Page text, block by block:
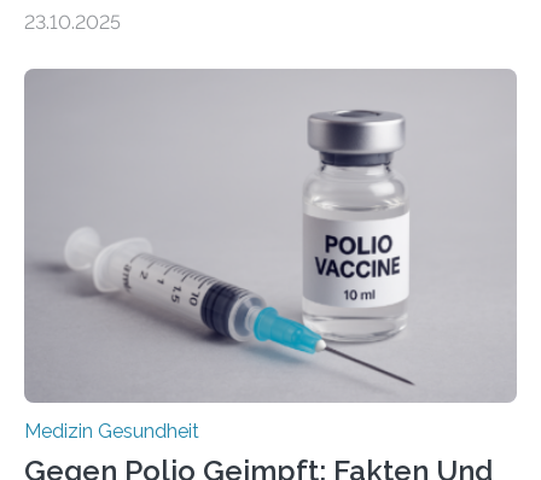
Betroffenen können mit heutigen Methoden geheilt
Dringend benötigt werden zielgerichtete Therapien, die
nur Tumorschwachstellen angreifen und normales
Gewebe verschonen. Forschende um Daniel Merk vom
Hertie-Institut für klinische Hirnforschung am
Universitätsklinikum Tübingen haben eine solche
Schwachstelle im Erbgut einer Untergruppe des
Medulloblastoms gefunden. Die Wilhelm Sander-
Stiftung unterstützte das Projekt…
23.10.2025
Medizin Gesundheit
Gegen Polio Geimpft: Fakten Und